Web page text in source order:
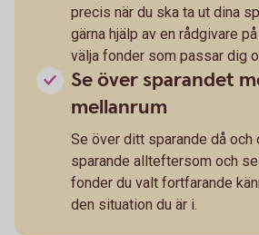
precis när du ska ta ut dina
gärna hjälp av en rådgivare
välja fonder som passar dig
Se över sparandet
mellanrum
Se över ditt sparande då och
sparande allteftersom och
fonder du valt fortfarande
den situation du är i.